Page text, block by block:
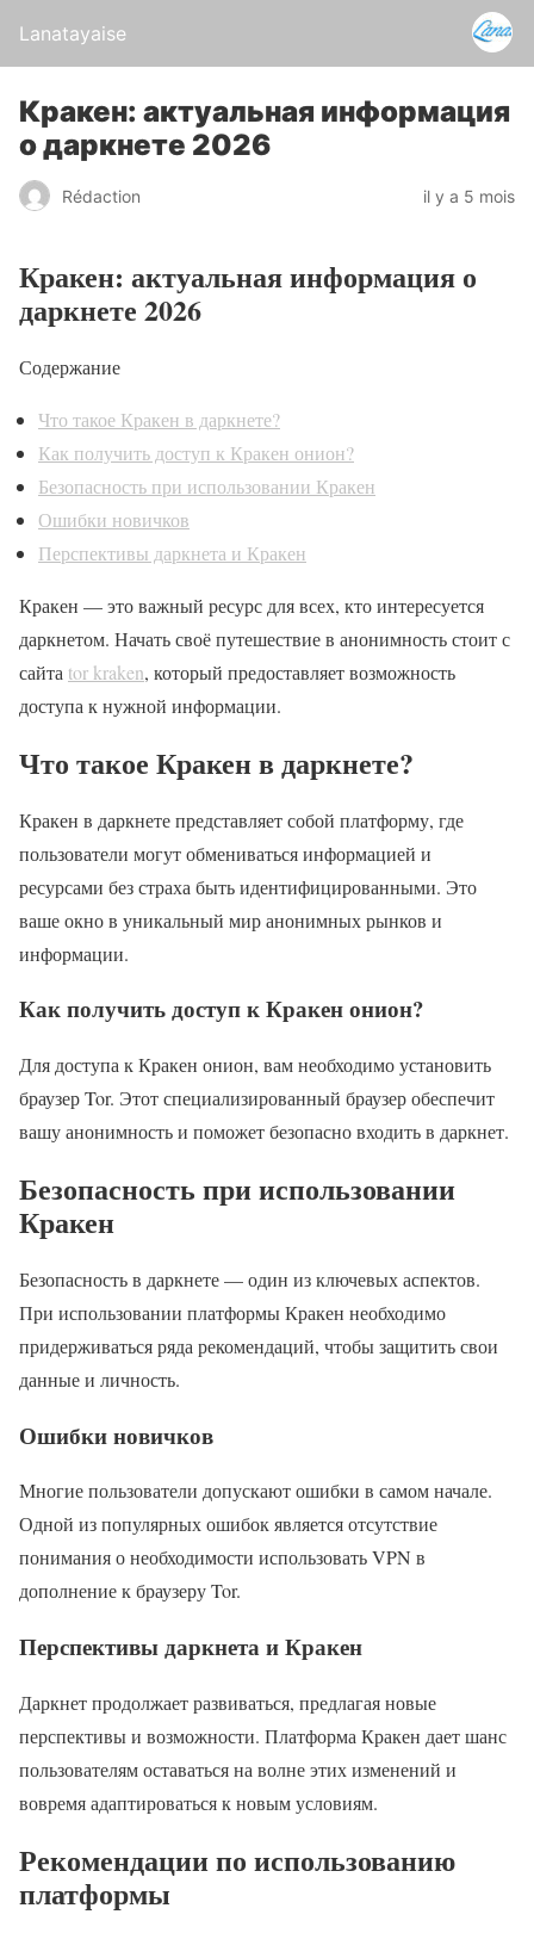
Lanatayaise
Кракен: актуальная информация
о даркнете 2026
Rédaction il y a 5 mois
Кракен: актуальная информация о
даркнете 2026
Содержание
Что такое Кракен в даркнете?
Как получить доступ к Кракен онион?
Безопасность при использовании Кракен
Ошибки новичков
Перспективы даркнета и Кракен
Кракен — это важный ресурс для всех, кто интересуется
даркнетом. Начать своё путешествие в анонимность стоит с
сайта tor kraken, который предоставляет возможность
доступа к нужной информации.
Что такое Кракен в даркнете?
Кракен в даркнете представляет собой платформу, где
пользователи могут обмениваться информацией и
ресурсами без страха быть идентифицированными. Это
ваше окно в уникальный мир анонимных рынков и
информации.
Как получить доступ к Кракен онион?
Для доступа к Кракен онион, вам необходимо установить
браузер Tor. Этот специализированный браузер обеспечит
вашу анонимность и поможет безопасно входить в даркнет.
Безопасность при использовании
Кракен
Безопасность в даркнете — один из ключевых аспектов.
При использовании платформы Кракен необходимо
придерживаться ряда рекомендаций, чтобы защитить свои
данные и личность.
Ошибки новичков
Многие пользователи допускают ошибки в самом начале.
Одной из популярных ошибок является отсутствие
понимания о необходимости использовать VPN в
дополнение к браузеру Tor.
Перспективы даркнета и Кракен
Даркнет продолжает развиваться, предлагая новые
перспективы и возможности. Платформа Кракен дает шанс
пользователям оставаться на волне этих изменений и
вовремя адаптироваться к новым условиям.
Рекомендации по использованию
платформы